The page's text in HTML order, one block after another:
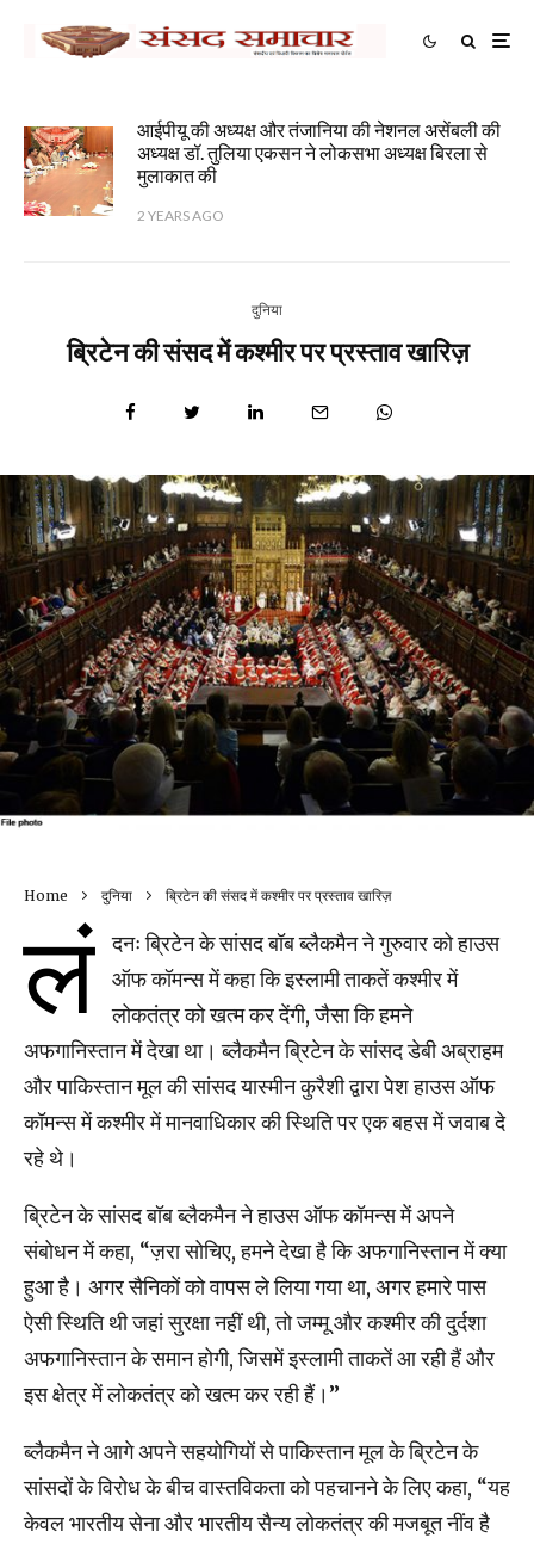
आईपीयू की अध्यक्ष और तंजानिया की नेशनल असेंबली की
अध्यक्ष डॉ. तुलिया एकसन ने लोकसभा अध्यक्ष बिरला से
मुलाकात की
2 YEARS AGO
दुनिया
ब्रिटेन की संसद में कश्मीर पर प्रस्ताव खारिज़
Home दुनिया ब्रिटेन की संसद में कश्मीर पर प्रस्ताव खारिज़
लं
दनः ब्रिटेन के सांसद बॉब ब्लैकमैन ने गुरुवार को हाउस
ऑफ कॉमन्स में कहा कि इस्लामी ताकतें कश्मीर में
लोकतंत्र को खत्म कर देंगी, जैसा कि हमने
अफगानिस्तान में देखा था। ब्लैकमैन ब्रिटेन के सांसद डेबी अब्राहम
और पाकिस्तान मूल की सांसद यास्मीन कुरैशी द्वारा पेश हाउस ऑफ
कॉमन्स में कश्मीर में मानवाधिकार की स्थिति पर एक बहस में जवाब दे
रहे थे।
ब्रिटेन के सांसद बॉब ब्लैकमैन ने हाउस ऑफ कॉमन्स में अपने
संबोधन में कहा, “ज़रा सोचिए, हमने देखा है कि अफगानिस्तान में क्या
हुआ है। अगर सैनिकों को वापस ले लिया गया था, अगर हमारे पास
ऐसी स्थिति थी जहां सुरक्षा नहीं थी, तो जम्मू और कश्मीर की दुर्दशा
अफगानिस्तान के समान होगी, जिसमें इस्लामी ताकतें आ रही हैं और
इस क्षेत्र में लोकतंत्र को खत्म कर रही हैं।’’
ब्लैकमैन ने आगे अपने सहयोगियों से पाकिस्तान मूल के ब्रिटेन के
सांसदों के विरोध के बीच वास्तविकता को पहचानने के लिए कहा, “यह
केवल भारतीय सेना और भारतीय सैन्य लोकतंत्र की मजबूत नींव है